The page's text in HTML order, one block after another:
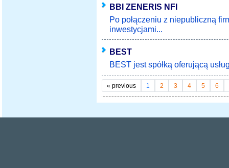
BBI ZENERIS NFI
Po połączeniu z niepubliczną
inwestycjami...
BEST
BEST jest spółką oferującą
« previous 1 2 3 4 5 6